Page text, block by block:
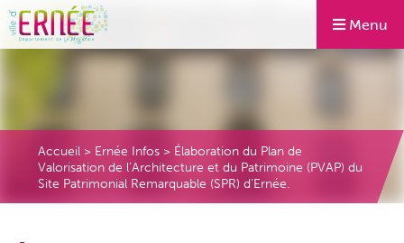
Menu
Accueil > Ernée Infos > Élaboration du Plan de
Valorisation de l’Architecture et du Patrimoine (PVAP) du
Site Patrimonial Remarquable (SPR) d’Ernée.